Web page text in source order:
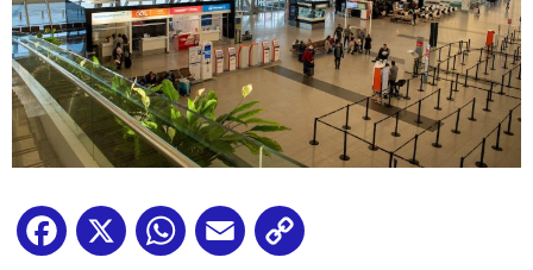
Facebook
X WhatsApp
Email